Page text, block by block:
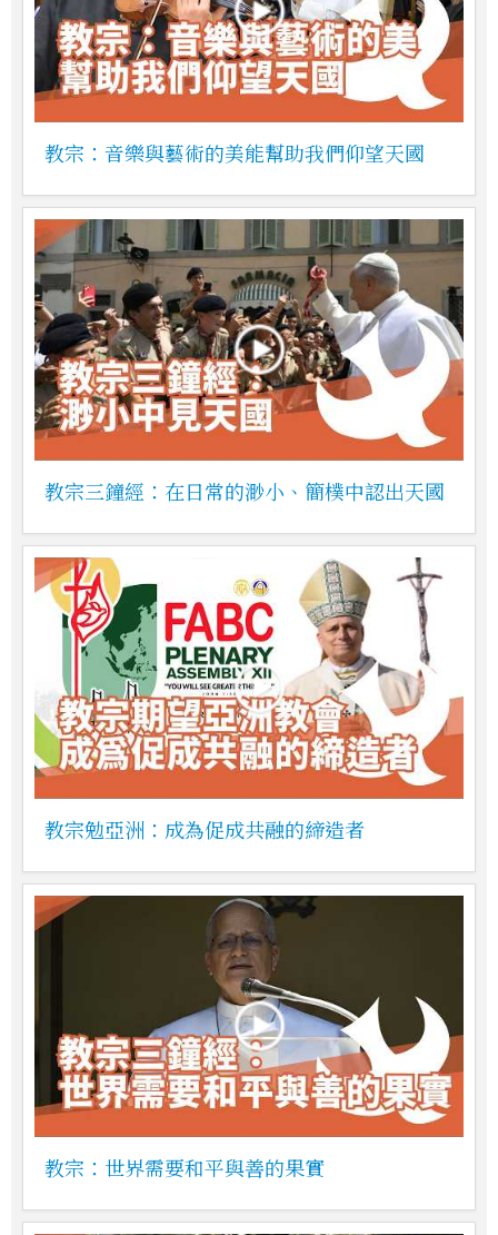
教宗：音樂與藝術的美能幫助我們仰望天國
教宗三鐘經：在日常的渺小、簡樸中認出天國
教宗勉亞洲：成為促成共融的締造者
教宗：世界需要和平與善的果實